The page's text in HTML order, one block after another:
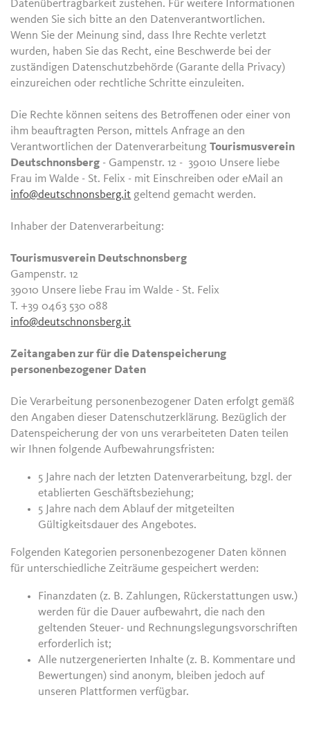
Datenübertragbarkeit zustehen. Für weitere Informationen
wenden Sie sich bitte an den Datenverantwortlichen.
Wenn Sie der Meinung sind, dass Ihre Rechte verletzt
wurden, haben Sie das Recht, eine Beschwerde bei der
zuständigen Datenschutzbehörde (Garante della Privacy)
einzureichen oder rechtliche Schritte einzuleiten.
Die Rechte können seitens des Betroffenen oder einer von
ihm beauftragten Person, mittels Anfrage an den
Verantwortlichen der DatenverarbeitungTourismusverein
Deutschnonsberg - Gampenstr. 12 - 39010 Unsere liebe
Frau im Walde - St. Felix - mit Einschreiben oder eMail an
info@deutschnonsberg.it geltend gemacht werden.
Inhaber der Datenverarbeitung:
Tourismusverein Deutschnonsberg
Gampenstr. 12
39010 Unsere liebe Frau im Walde - St. Felix
T. +39 0463 530 088
info@deutschnonsberg.it
Zeitangaben zur für die Datenspeicherung
personenbezogener Daten
Die Verarbeitung personenbezogener Daten erfolgt gemäß
den Angaben dieser Datenschutzerklärung. Bezüglich der
Datenspeicherung der von uns verarbeiteten Daten teilen
wir Ihnen folgende Aufbewahrungsfristen:
5 Jahre nach der letzten Datenverarbeitung, bzgl. der
etablierten Geschäftsbeziehung;
5 Jahre nach dem Ablauf der mitgeteilten
Gültigkeitsdauer des Angebotes.
Folgenden Kategorien personenbezogener Daten können
für unterschiedliche Zeiträume gespeichert werden:
Finanzdaten (z. B. Zahlungen, Rückerstattungen usw.)
werden für die Dauer aufbewahrt, die nach den
geltenden Steuer- und Rechnungslegungsvorschriften
erforderlich ist;
Alle nutzergenerierten Inhalte (z. B. Kommentare und
Bewertungen) sind anonym, bleiben jedoch auf
unseren Plattformen verfügbar.